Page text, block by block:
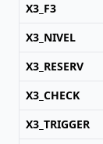
X3_F3
X3_NIVEL
X3_RESERV
X3_CHECK
X3_TRIGGER